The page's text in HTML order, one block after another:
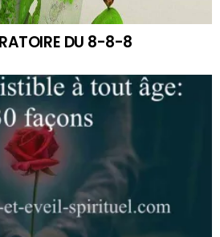
DU 8-8-8